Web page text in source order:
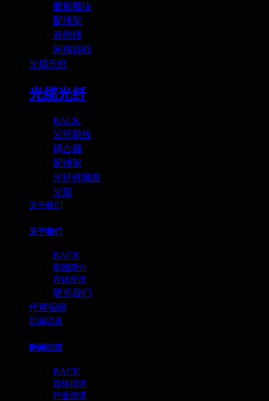
面板模块
配线架
双绞线
网络跳线
光缆光纤
光缆光纤
BACK
光纤跳线
耦合器
配线架
光纤终端盒
光缆
关于我们
关于我们
BACK
集团简介
在线反馈
联系我们
代理招商
新闻动态
新闻动态
BACK
媒体报道
行业资讯